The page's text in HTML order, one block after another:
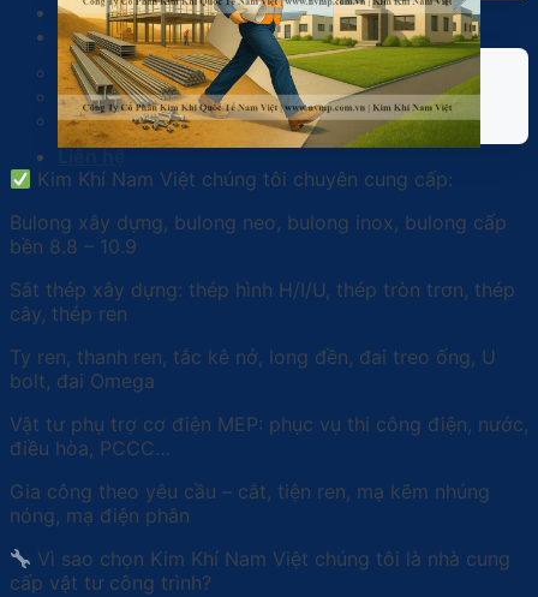
Dự Án Tiêu Biểu Nam Việt
Tin tức
Tin công ty
Tin ngành
Blog kỹ thuật
Kim Khí Nam Việt chúng tôi chuyên cung cấp:
Bulong xây dựng, bulong neo, bulong inox, bulong cấp
bền 8.8 – 10.9
Sắt thép xây dựng: thép hình H/I/U, thép tròn trơn, thép
cây, thép ren
Ty ren, thanh ren, tắc kê nở, long đền, đai treo ống, U
bolt, đai Omega
Vật tư phụ trợ cơ điện MEP: phục vụ thi công điện, nước,
điều hòa, PCCC…
Gia công theo yêu cầu – cắt, tiện ren, mạ kẽm nhúng
nóng, mạ điện phân
Vì sao chọn Kim Khí Nam Việt chúng tôi là nhà cung
cấp vật tư công trình?